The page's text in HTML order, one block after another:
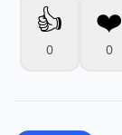
👍
0
❤️
0